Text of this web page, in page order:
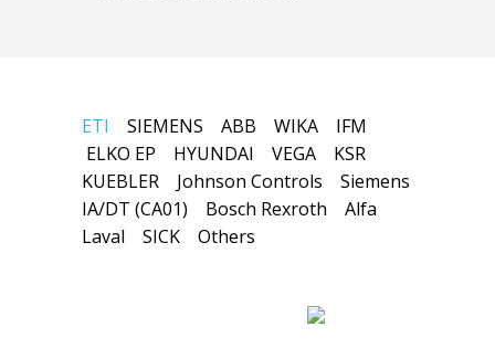
ETI SIEMENS ABB WIKA
IFM
ELKO EP
HYUNDAI VEGA
KSR
KUEBLER
Johnson Controls
Siemens
IA/DT (CA01)
Bosch Rexroth
Alfa
Laval
SICK Others